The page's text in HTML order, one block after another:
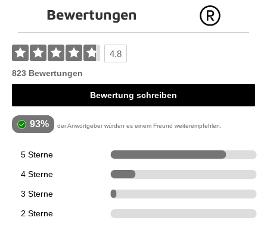
Bewertungen
4.8
823 Bewertungen
Bewertung schreiben
93% der Anwortgeber würden es einem Freund weiterempfehlen.
5 Sterne 651
4 Sterne
3 Sterne
2 Sterne